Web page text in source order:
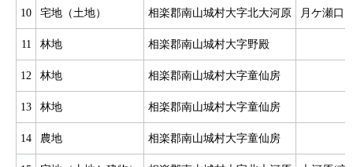
10 宅地（土地） 相楽郡南山城村大字北大河原 月ケ瀬口
11 林地 相楽郡南山城村大字野殿
12 林地 相楽郡南山城村大字童仙房
13 林地 相楽郡南山城村大字童仙房
14 農地 相楽郡南山城村大字童仙房